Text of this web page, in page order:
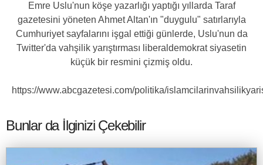
Emre Uslu'nun köşe yazarlığı yaptığı yıllarda Taraf
gazetesini yöneten Ahmet Altan'ın "duygulu" satırlarıyla
Cumhuriyet sayfalarını işgal ettiği günlerde, Uslu'nun da
Twitter'da vahşilik yarıştırması liberaldemokrat siyasetin
küçük bir resmini çizmiş oldu.
https://www.abcgazetesi.com/politika/
Bunlar da İlginizi Çekebilir